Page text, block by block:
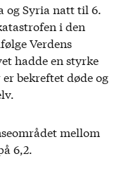
og Syria natt til 6.
i den
Verdens
hadde en styrke
bekreftet døde og
mellom
6,2.